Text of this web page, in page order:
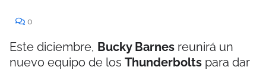
0
Este diciembre, Bucky Barnes reunirá un
nuevo equipo de los Thunderbolts para dar